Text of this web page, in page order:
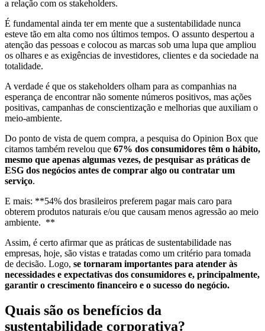
a relação com os stakeholders.
É fundamental ainda ter em mente que a sustentabilidade nunca
esteve tão em alta como nos últimos tempos. O assunto despertou a
atenção das pessoas e colocou as marcas sob uma lupa que ampliou
os olhares e as exigências de investidores, clientes e da sociedade na
totalidade.
A verdade é que os stakeholders olham para as companhias na
esperança de encontrar não somente números positivos, mas ações
positivas, campanhas de conscientização e melhorias que auxiliam o
meio-ambiente.
Do ponto de vista de quem compra, a pesquisa do Opinion Box que
citamos também revelou que 67% dos consumidores têm o hábito,
mesmo que apenas algumas vezes, de pesquisar as práticas de
ESG dos negócios antes de comprar algo ou contratar um
serviço.
E mais: **54% dos brasileiros preferem pagar mais caro para
obterem produtos naturais e/ou que causam menos agressão ao meio
ambiente. **
Assim, é certo afirmar que as práticas de sustentabilidade nas
empresas, hoje, são vistas e tratadas como um critério para tomada
de decisão. Logo, se tornaram importantes para atender às
necessidades e expectativas dos consumidores e, principalmente,
garantir o crescimento financeiro e o sucesso do negócio.
Quais são os benefícios da
sustentabilidade corporativa?